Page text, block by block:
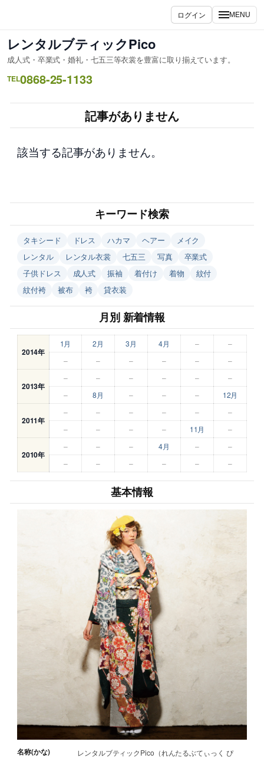
を
ス
キ
ッ
ログイン MENU
レンタルブティックPico
成人式・卒業式・婚礼・七五三等衣裳を豊富に取り揃えています。
TEL0868-25-1133
記事がありません
該当する記事がありません。
キーワード検索
タキシード ドレス ハカマ ヘアー
メイク
レンタル
レンタル衣裳 七五三 写真
卒業式
子供ドレス
成人式 振袖 着付け 着物
紋付
紋付袴
被布 袴 貸衣装
月別 新着情報
2014年
1月 2月 3月 4月 –
–
–
– – – – –
2013年
– – – – –
–
–
8月 – – – 12月
2011年
– – – – –
–
–
– – – 11月 –
2010年
– – – 4月 –
–
–
– – – – –
基本情報
名称(かな)
レンタルブティックPico（れんたるぶてぃっく ぴ